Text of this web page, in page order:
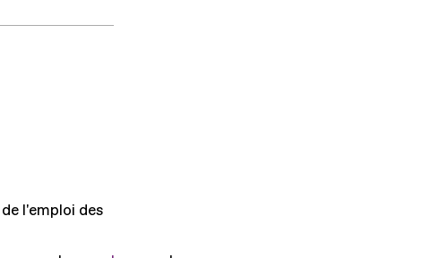
l'emploi des